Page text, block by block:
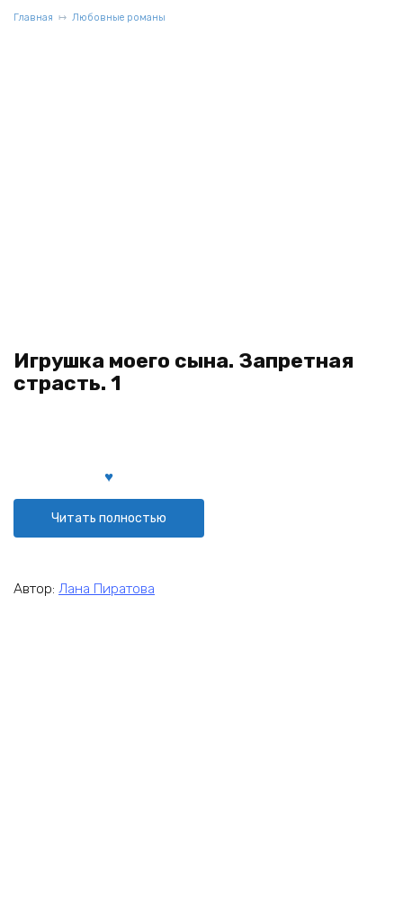
Главная Любовные романы
Игрушка моего сына. Запретная
страсть. 1
Читать полностью
Автор: Лана Пиратова